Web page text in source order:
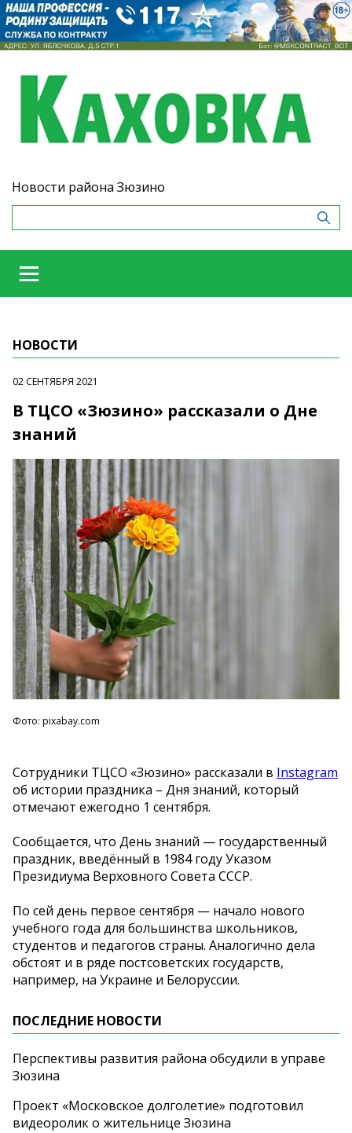
Новости района Зюзино
НОВОСТИ
02 СЕНТЯБРЯ 2021
В ТЦСО «Зюзино» рассказали о Дне
знаний
Фото: pixabay.com
Сотрудники ТЦСО «Зюзино» рассказали в Instagram
об истории праздника – Дня знаний, который
отмечают ежегодно 1 сентября.
Сообщается, что День знаний — государственный
праздник, введённый в 1984 году Указом
Президиума Верховного Совета СССР.
По сей день первое сентября — начало нового
учебного года для большинства школьников,
студентов и педагогов страны. Аналогично дела
обстоят и в ряде постсоветских государств,
например, на Украине и Белоруссии.
ПОСЛЕДНИЕ НОВОСТИ
Перспективы развития района обсудили в управе
Зюзина
Проект «Московское долголетие» подготовил
видеоролик о жительнице Зюзина